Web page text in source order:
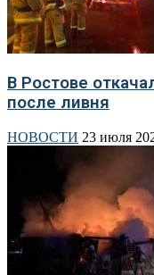
В Ростове
после ливня
НОВОСТИ 23 июля